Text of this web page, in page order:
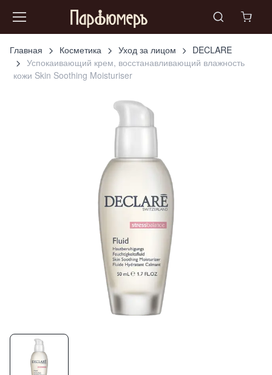
Главная Косметика Уход за лицом
DECLARE
Успокаивающий крем, восстанавливающий влажность
кожи Skin Soothing Moisturiser